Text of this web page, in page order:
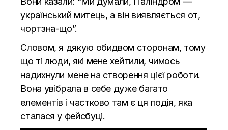
український митець, а він виявляється от,
чортзна-що”.
Словом, я дякую обидвом сторонам, тому
що ті люди, які мене хейтили, чимось
надихнули мене на створення цієї роботи.
Вона увібрала в себе дуже багато
елементів і частково там є ця подія, яка
сталася у фейсбуці.